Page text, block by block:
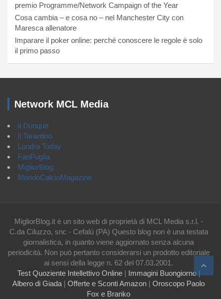
premio Programme/Network Campaign of the Year
Cosa cambia – e cosa no – nel Manchester City con
Maresca allenatore
Imparare il poker online: perché conoscere le regole è solo
il primo passo
Network MCL Media
Il Dunque
Il Tarantino
Londra Today
FanPuglia
MigliorBlog
MondoCalcioMagazine
MigliorBlog.it è un sito web di proprietà di MCL Media s.r.l. -
C.da Ciluzzo, snc - Cefalù (PA) Questo blog non è una testata
giornalistica, in quanto viene aggiornato senza alcuna
periodicità. Non può pertanto considerarsi un prodotto editoriale
ai sensi della legge n. 62 del 07.03.2001.
Test Quoziente Intellettivo Online| Immagini Buongiorno|
Albero di Giada | Offerte e Sconti Amazon | Oroscopo Paolo
Fox e Branko